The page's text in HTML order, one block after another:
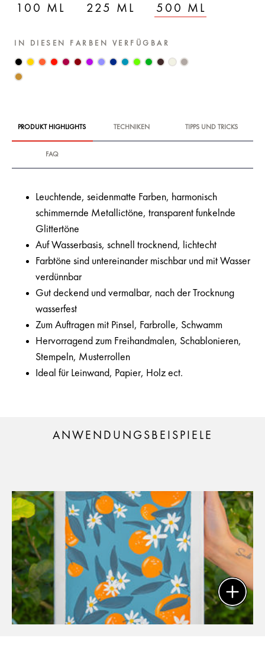
100 ML 225 ML 500 ML
IN DIESEN FARBEN VERFÜGBAR
PRODUKT HIGHLIGHTS TECHNIKEN TIPPS UND TRICKS
FAQ
Leuchtende, seidenmatte Farben, harmonisch
schimmernde Metallictöne, transparent funkelnde
Glittertöne
Auf Wasserbasis, schnell trocknend, lichtecht
Farbtöne sind untereinander mischbar und mit Wasser
verdünnbar
Gut deckend und vermalbar, nach der Trocknung
wasserfest
Zum Auftragen mit Pinsel, Farbrolle, Schwamm
Hervorragend zum Freihandmalen, Schablonieren,
Stempeln, Musterrollen
Ideal für Leinwand, Papier, Holz ect.
ANWENDUNGSBEISPIELE